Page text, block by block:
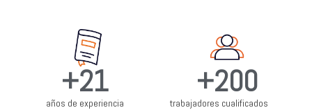
años de experiencia
+21
trabajadores cualificados
+200